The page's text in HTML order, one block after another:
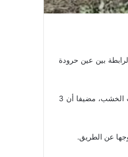
بين عين حرودة
مصدر محلي أورد أن الحادث وقع جراء اصطدام سيارة مع حائط محول كهربائي لأحدى شركات الخشب، مضيفا أن 3
عن الطريق.